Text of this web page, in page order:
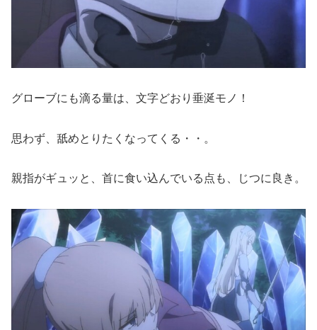
グローブにも滴る量は、文字どおり垂涎モノ！
思わず、舐めとりたくなってくる・・。
親指がギュッと、首に食い込んでいる点も、じつに良き。